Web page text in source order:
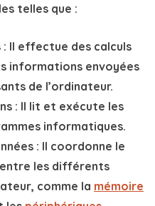
telles que :
: Il effectue des calculs
informations envoyées
de l’ordinateur.
: Il lit et exécute les
informatiques.
: Il coordonne le
les différents
comme la mémoire